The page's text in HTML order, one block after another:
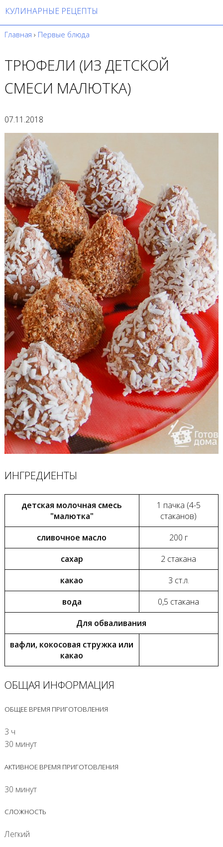
КУЛИНАРНЫЕ РЕЦЕПТЫ
Главная › Первые блюда
ТРЮФЕЛИ (ИЗ ДЕТСКОЙ
СМЕСИ МАЛЮТКА)
07.11.2018
ИНГРЕДИЕНТЫ
детская молочная смесь
"малютка"
1 пачка (4-5
стаканов)
сливочное масло
200 г
сахар
2 стакана
какао
3 ст.л.
вода
0,5 стакана
Для обваливания
вафли, кокосовая стружка или
какао
ОБЩАЯ ИНФОРМАЦИЯ
ОБЩЕЕ ВРЕМЯ ПРИГОТОВЛЕНИЯ
3 ч
30 минут
АКТИВНОЕ ВРЕМЯ ПРИГОТОВЛЕНИЯ
30 минут
СЛОЖНОСТЬ
Легкий